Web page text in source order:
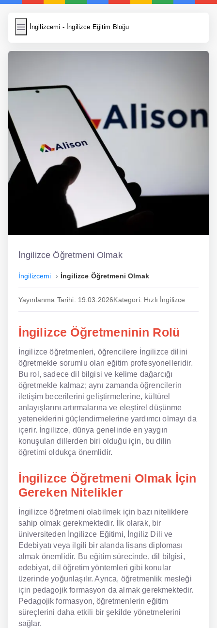
İngilizcemi - İngilizce Eğitim Bloğu
İngilizcemi
Wordpress Cache
İngilizce Yemek Tarifleri
İngilizce Şarkı Sözleri
5 Günde İngilizce
Bilinçaltı İngilizce
İngilizce Biyografiler
Dil Eğitimi
Dil Kursu
En Ucuz İngilizce
En Uygun İngilizce
Hipnozla İngilizce
Hızlı İngilizce
İngilizce Kursu Yorum
İngilizce Kursu
NLP İngilizce
Offline İngilizce
Online İngilizce
Sözlük
Tavsiyeler
Gizlilik Politikası
Bize Ulaşın
İngilizce Öğretmeni Olmak
İngilizcemi İngilizce Öğretmeni Olmak
Yayınlanma Tarihi: 19.03.2026Kategori: Hızlı İngilizce
İngilizce Öğretmeninin Rolü
İngilizce öğretmenleri, öğrencilere İngilizce dilini
öğretmekle sorumlu olan eğitim profesyonelleridir.
Bu rol, sadece dil bilgisi ve kelime dağarcığı
öğretmekle kalmaz; aynı zamanda öğrencilerin
iletişim becerilerini geliştirmelerine, kültürel
anlayışlarını artırmalarına ve eleştirel düşünme
yeteneklerini güçlendirmelerine yardımcı olmayı da
içerir. İngilizce, dünya genelinde en yaygın
konuşulan dillerden biri olduğu için, bu dilin
öğretimi oldukça önemlidir.
İngilizce Öğretmeni Olmak İçin
Gereken Nitelikler
İngilizce öğretmeni olabilmek için bazı niteliklere
sahip olmak gerekmektedir. İlk olarak, bir
üniversiteden İngilizce Eğitimi, İngiliz Dili ve
Edebiyatı veya ilgili bir alanda lisans diploması
almak önemlidir. Bu eğitim sürecinde, dil bilgisi,
edebiyat, dil öğretim yöntemleri gibi konular
üzerinde yoğunlaşılır. Ayrıca, öğretmenlik mesleği
için pedagojik formasyon da almak gerekmektedir.
Pedagojik formasyon, öğretmenlerin eğitim
süreçlerini daha etkili bir şekilde yönetmelerini
sağlar.